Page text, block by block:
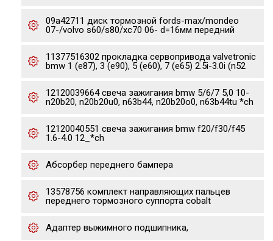
09a42711 диск тормозной fords-max/mondeo
07-/volvo s60/s80/xc70 06- d=16мм передний
11377516302 прокладка сервопривода valvetronic
bmw 1 (e87), 3 (e90), 5 (e60), 7 (e65) 2.5i-3.0i (n52
12120039664 свеча зажигания bmw 5/6/7 5,0 10-
n20b20, n20b20u0, n63b44, n20b20o0, n63b44tu *ch
12120040551 свеча зажигания bmw f20/f30/f45
1.6-4.0 12_*ch
Абсорбер переднего бампера
13578756 комплект направляющих пальцев
переднего тормозного суппорта cobalt
Адаптер выжимного подшипника,